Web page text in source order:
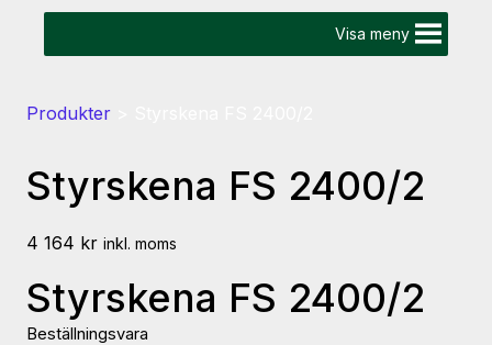
Visa meny
Produkter
Styrskena FS 2400/2
4 164 kr inkl. moms
Styrskena FS 2400/2
Beställningsvara